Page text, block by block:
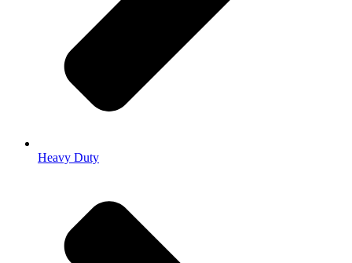
Heavy Duty